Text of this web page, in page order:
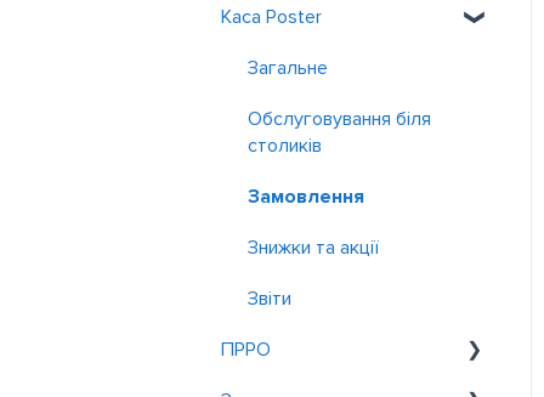
Знайомство з Poster
Реєстрація та вхід
Каса Poster
Загальне
Обслуговування біля
столиків
Замовлення
Знижки та акції
Звiти
ПРРО